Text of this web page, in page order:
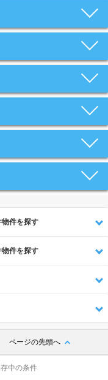
件を探す
件を探す
ページの先頭へ
中の条件